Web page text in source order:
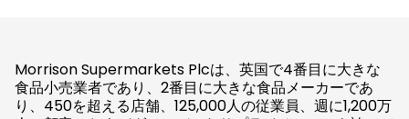
Morrison Supermarkets Plcは、英国で4番目に大きな
食品小売業者であり、2番目に大きな食品メーカーであ
り、450を超える店舗、125,000人の従業員、週に1,200万